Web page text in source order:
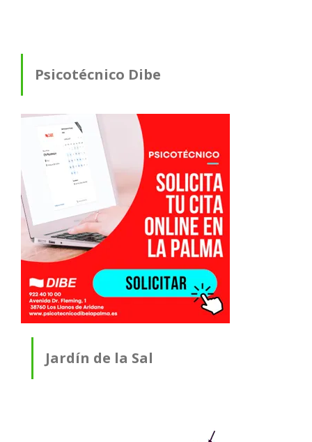
Psicotécnico Dibe
Jardín de la Sal